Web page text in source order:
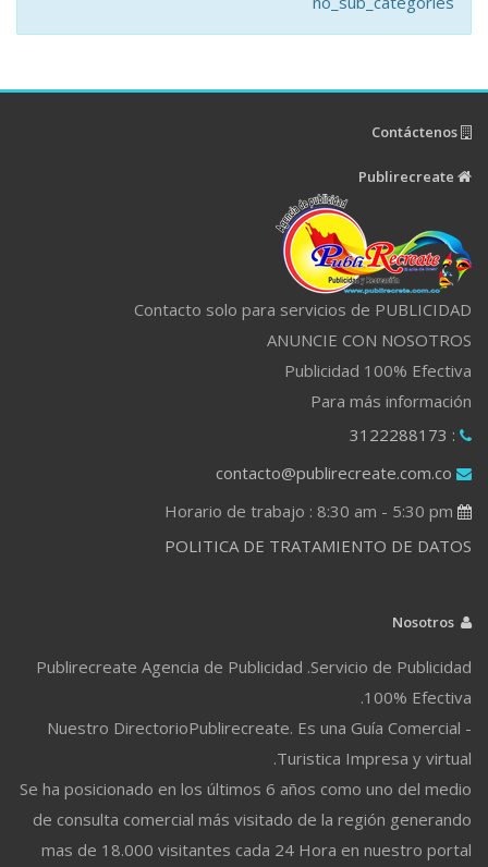
Contacto solo para servicios de PUBLICIDAD
ANUNCIE CON NOSOTROS
Publicidad 100% Efectiva
Para más información
: 3122288173
contacto@publirecreate.com.co
POLITICA DE TRATAMIENTO DE DATOS
Publirecreate Agencia de Publicidad .Servicio de Publicidad
100% Efectiva.
Nuestro DirectorioPublirecreate. Es una Guía Comercial -
Turistica Impresa y virtual.
Se ha posicionado en los últimos 6 años como uno del medio
de consulta comercial más visitado de la región generando
mas de 18.000 visitantes cada 24 Hora en nuestro portal